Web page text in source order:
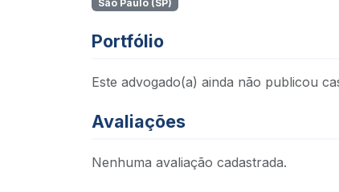
São Paulo (SP)
Portfólio
Este advogado(a) ainda não publicou
Avaliações
Nenhuma avaliação cadastrada.